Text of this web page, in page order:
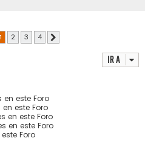
1 2 3 4
Ir a
este Foro
este Foro
en este Foro
en este Foro
Foro